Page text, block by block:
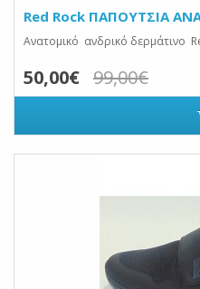
Red Rock ΠΑΠΟΥΤΣΙΑ
Ανατομικό ανδρικό δερμάτινο
50,00€ 99,00€